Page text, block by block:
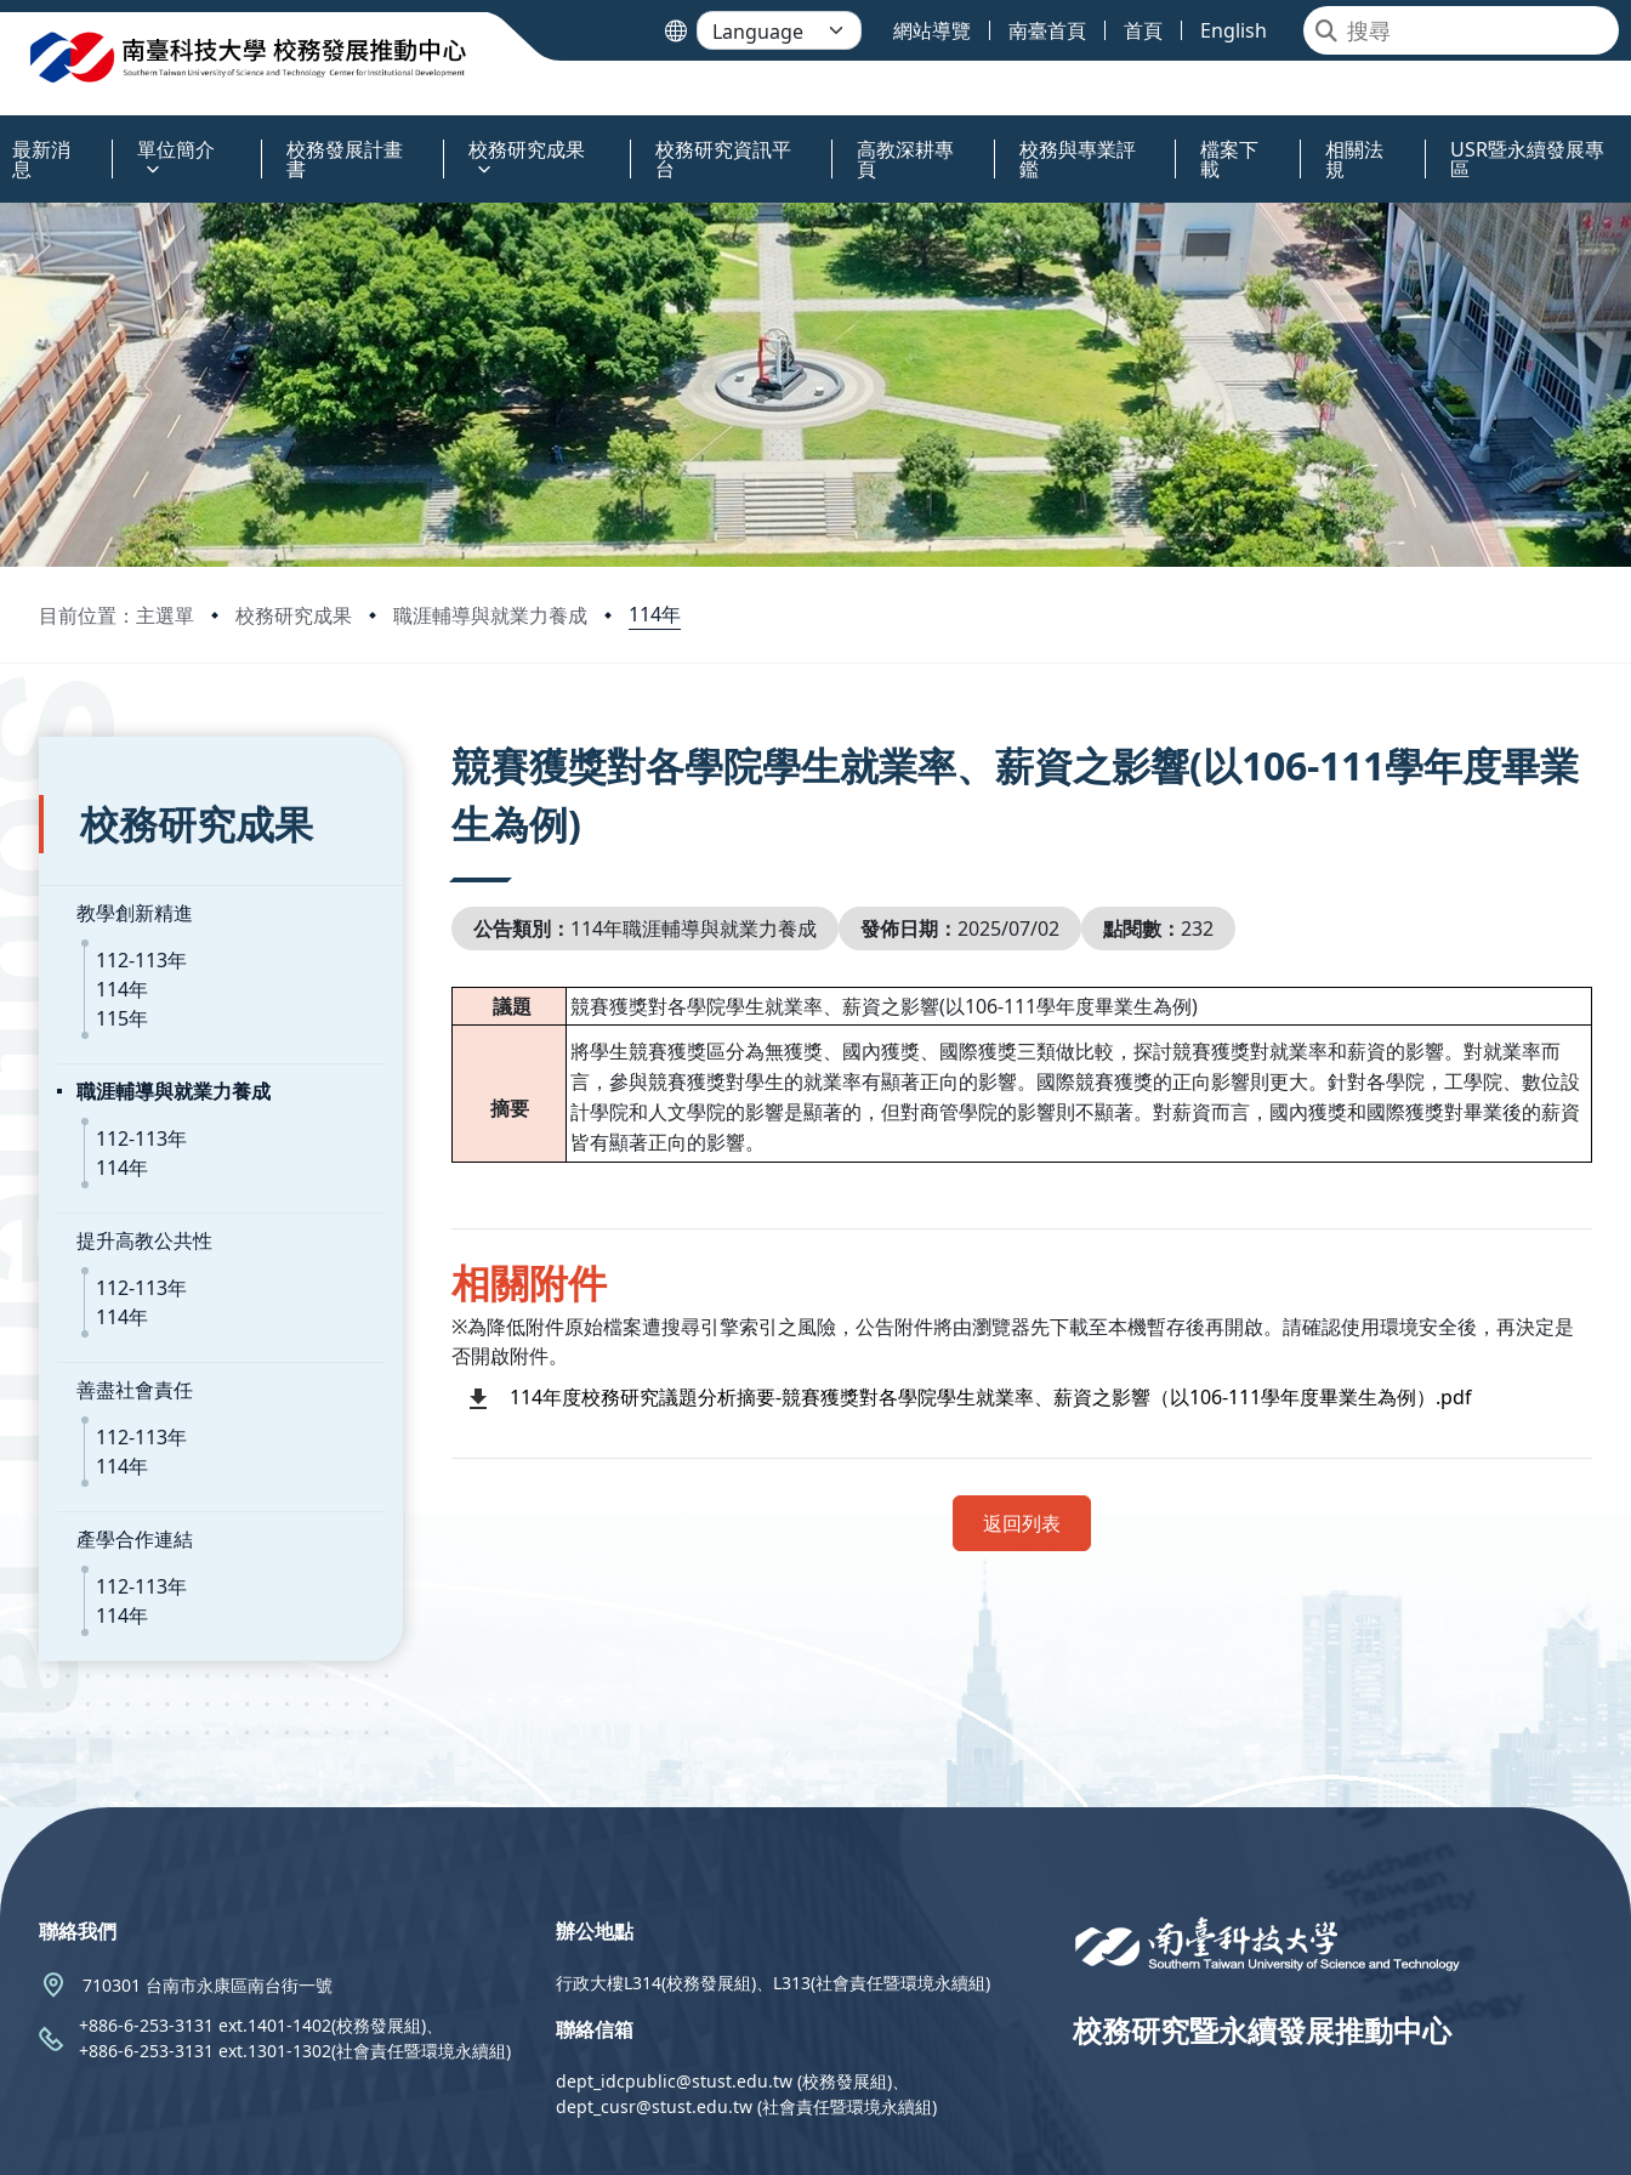
網站導覽 南臺首頁 首頁 English
最新消
息
單位簡介 校務發展計畫
書
校務研究成果 校務研究資訊平
台
高教深耕專
頁
校務與專業評
鑑
檔案下
載
相關法
規
USR暨永續發展專
區
目前位置：主選單 校務研究成果 職涯輔導與就業力養成 114年
:::
校務研究成果
教學創新精進
112-113年
114年
115年
職涯輔導與就業力養成
112-113年
114年
提升高教公共性
112-113年
114年
善盡社會責任
112-113年
114年
產學合作連結
112-113年
114年
競賽獲獎對各學院學生就業率、薪資之影響(以106-111學年度畢業
生為例)
公告類別： 114年職涯輔導與就業力養成 發佈日期： 2025/07/02 點閱數： 232
議題 競賽獲獎對各學院學生就業率、薪資之影響(以106-111學年度畢業生為例)
摘要
將學生競賽獲獎區分為無獲獎、國內獲獎、國際獲獎三類做比較，探討競賽獲獎對就業率和薪資的影響。對就業率而
言，參與競賽獲獎對學生的就業率有顯著正向的影響。國際競賽獲獎的正向影響則更大。針對各學院，工學院、數位設
計學院和人文學院的影響是顯著的，但對商管學院的影響則不顯著。對薪資而言，國內獲獎和國際獲獎對畢業後的薪資
皆有顯著正向的影響。
相關附件
※為降低附件原始檔案遭搜尋引擎索引之風險，公告附件將由瀏覽器先下載至本機暫存後再開啟。請確認使用環境安全後，再決定是
否開啟附件。
114年度校務研究議題分析摘要-競賽獲獎對各學院學生就業率、薪資之影響（以106-111學年度畢業生為例）.pdf
返回列表
:::
校務研究暨永續發展推動中心
聯絡我們
710301 台南市永康區南台街一號
+886-6-253-3131 ext.1401-1402(校務發展組)、
+886-6-253-3131 ext.1301-1302(社會責任暨環境永續組)
辦公地點
行政大樓L314(校務發展組)、L313(社會責任暨環境永續組)
聯絡信箱
dept_idcpublic@stust.edu.tw (校務發展組)、
dept_cusr@stust.edu.tw (社會責任暨環境永續組)